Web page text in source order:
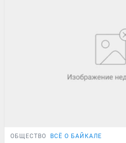
ОБЩЕСТВО ВСЁ О БАЙКАЛЕ